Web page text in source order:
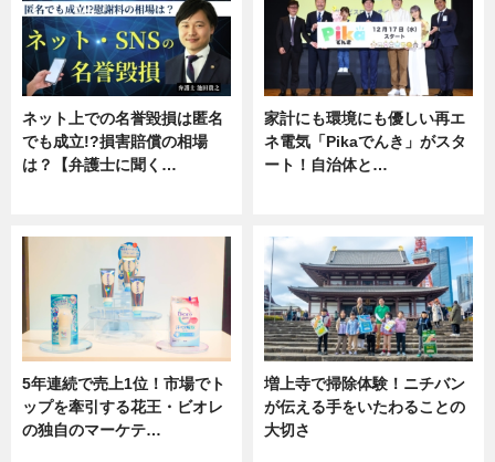
ネット上での名誉毀損は匿名
でも成立!?損害賠償の相場
は？【弁護士に聞く…
家計にも環境にも優しい再エ
ネ電気「Pikaでんき」がスタ
ート！自治体と…
5年連続で売上1位！市場でト
ップを牽引する花王・ビオレ
の独自のマーケテ…
増上寺で掃除体験！ニチバン
が伝える手をいたわることの
大切さ